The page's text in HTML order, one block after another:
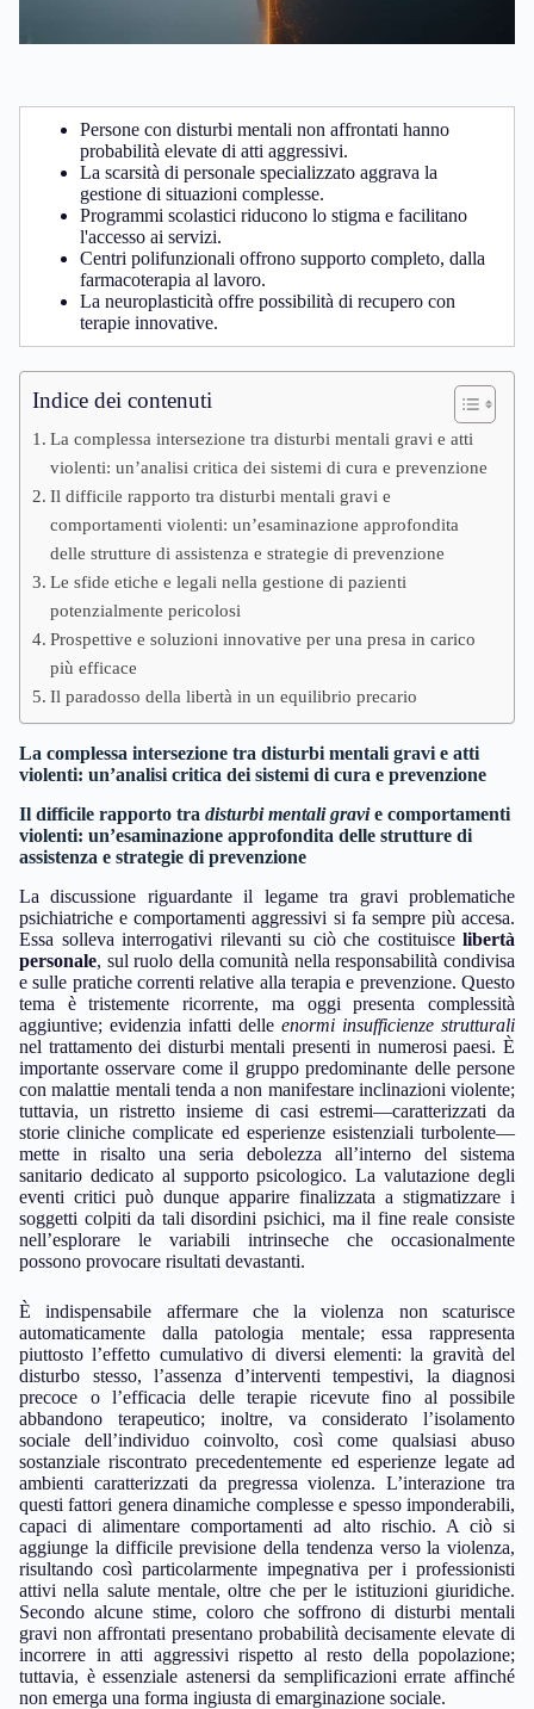
Persone con disturbi mentali non affrontati hanno
probabilità elevate di atti aggressivi.
La scarsità di personale specializzato aggrava la
gestione di situazioni complesse.
Programmi scolastici riducono lo stigma e facilitano
l'accesso ai servizi.
Centri polifunzionali offrono supporto completo, dalla
farmacoterapia al lavoro.
La neuroplasticità offre possibilità di recupero con
terapie innovative.
Indice dei contenuti
La complessa intersezione tra disturbi mentali gravi e atti
violenti: un’analisi critica dei sistemi di cura e prevenzione
Il difficile rapporto tra disturbi mentali gravi e
comportamenti violenti: un’esaminazione approfondita
delle strutture di assistenza e strategie di prevenzione
Le sfide etiche e legali nella gestione di pazienti
potenzialmente pericolosi
Prospettive e soluzioni innovative per una presa in carico
più efficace
Il paradosso della libertà in un equilibrio precario
La complessa intersezione tra disturbi mentali gravi e atti
violenti: un’analisi critica dei sistemi di cura e prevenzione
Il difficile rapporto tra disturbi mentali gravie comportamenti
violenti: un’esaminazione approfondita delle strutture di
assistenza e strategie di prevenzione
La discussione riguardante il legame tra gravi problematiche
psichiatriche e comportamenti aggressivi si fa sempre più accesa.
Essa solleva interrogativi rilevanti su ciò che costituisce libertà
personale, sul ruolo della comunità nella responsabilità condivisa
e sulle pratiche correnti relative alla terapia e prevenzione. Questo
tema è tristemente ricorrente, ma oggi presenta complessità
aggiuntive; evidenzia infatti delle enormi insufficienze strutturali
nel trattamento dei disturbi mentali presenti in numerosi paesi. È
importante osservare come il gruppo predominante delle persone
con malattie mentali tenda a non manifestare inclinazioni violente;
tuttavia, un ristretto insieme di casi estremi—caratterizzati da
storie cliniche complicate ed esperienze esistenziali turbolente—
mette in risalto una seria debolezza all’interno del sistema
sanitario dedicato al supporto psicologico. La valutazione degli
eventi critici può dunque apparire finalizzata a stigmatizzare i
soggetti colpiti da tali disordini psichici, ma il fine reale consiste
nell’esplorare le variabili intrinseche che occasionalmente
possono provocare risultati devastanti.
È indispensabile affermare che la violenza non scaturisce
automaticamente dalla patologia mentale; essa rappresenta
piuttosto l’effetto cumulativo di diversi elementi: la gravità del
disturbo stesso, l’assenza d’interventi tempestivi, la diagnosi
precoce o l’efficacia delle terapie ricevute fino al possibile
abbandono terapeutico; inoltre, va considerato l’isolamento
sociale dell’individuo coinvolto, così come qualsiasi abuso
sostanziale riscontrato precedentemente ed esperienze legate ad
ambienti caratterizzati da pregressa violenza. L’interazione tra
questi fattori genera dinamiche complesse e spesso imponderabili,
capaci di alimentare comportamenti ad alto rischio. A ciò si
aggiunge la difficile previsione della tendenza verso la violenza,
risultando così particolarmente impegnativa per i professionisti
attivi nella salute mentale, oltre che per le istituzioni giuridiche.
Secondo alcune stime, coloro che soffrono di disturbi mentali
gravi non affrontati presentano probabilità decisamente elevate di
incorrere in atti aggressivi rispetto al resto della popolazione;
tuttavia, è essenziale astenersi da semplificazioni errate affinché
non emerga una forma ingiusta di emarginazione sociale.